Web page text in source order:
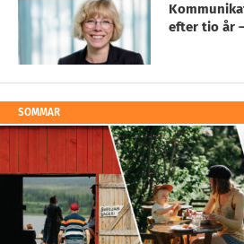
efter tio år
SOMMAR